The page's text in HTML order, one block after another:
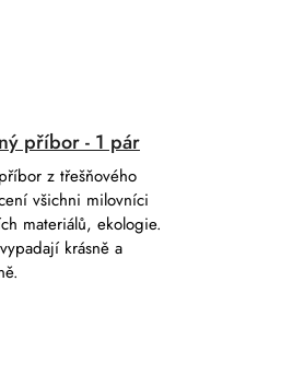
příbor - 1 pár
z třešňového
všichni milovníci
materiálů, ekologie.
krásně a